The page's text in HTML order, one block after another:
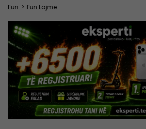
Fun > Fun Lajme